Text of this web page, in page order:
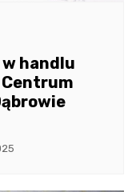
handlu